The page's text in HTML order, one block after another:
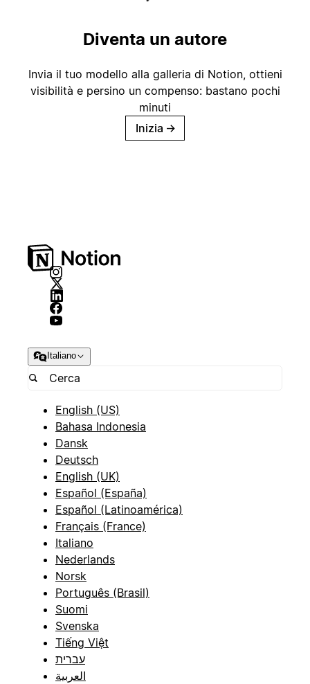
Diventa un autore
Invia il tuo modello alla galleria di Notion, ottieni
visibilità e persino un compenso: bastano pochi
minuti
Inizia →
Italiano
English (US)
Bahasa Indonesia
Dansk
Deutsch
English (UK)
Español (España)
Español (Latinoamérica)
Français (France)
Italiano
Nederlands
Norsk
Português (Brasil)
Suomi
Svenska
Tiếng Việt
עברית
العربية